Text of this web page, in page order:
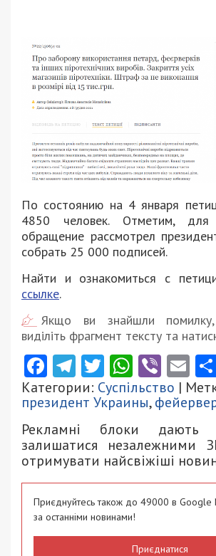
По состоянию на 4 января
4850 человек. Отметим,
обращение рассмотрел
собрать 25 000 подписей.
Найти и ознакомиться с
ссылке.
Якщо ви знайшли
виділіть фрагмент тексту та
Facebook
Telegram
TwitterViber
Категории: Суспільство |
президент Украины,
Рекламні блоки дають
залишатися незалежними
отримувати найсвіжіші
Приєднуйтесь також до 49000 в Google
за останніми новинами!
Приєднатися